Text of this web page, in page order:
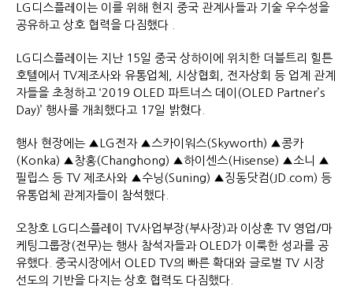
LG디스플레이는 이를 위해 현지 중국 관계사들과 기술 우수성을
공유하고 상호 협력을 다짐했다 .
LG디스플레이는 지난 15일 중국 상하이에 위치한 더블트리 힐튼
호텔에서 TV제조사와 유통업체, 시상협회, 전자상회 등 업계 관계
자들을 초청하고 ‘2019 OLED 파트너스 데이(OLED Partner’s
Day)’ 행사를 개최했다고 17일 밝혔다.
행사 현장에는 ▲LG전자 ▲스카이워스(Skyworth) ▲콩카
(Konka) ▲창홍(Changhong) ▲하이센스(Hisense) ▲소니 ▲
필립스 등 TV 제조사와 ▲수닝(Suning) ▲징동닷컴(JD.com) 등
유통업체 관계자들이 참석했다.
오창호 LG디스플레이 TV사업부장(부사장)과 이상훈 TV 영업/마
케팅그룹장(전무)는 행사 참석자들과 OLED가 이룩한 성과를 공
유했다. 중국시장에서 OLED TV의 빠른 확대와 글로벌 TV 시장
선도의 기반을 다지는 상호 협력도 다짐했다.